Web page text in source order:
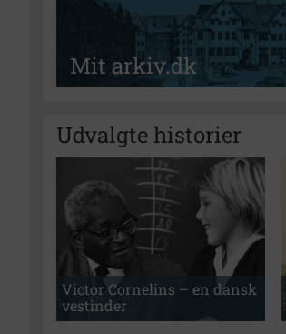
Mit arkiv.dk
Udvalgte historier
Victor Cornelins – en dansk
vestinder